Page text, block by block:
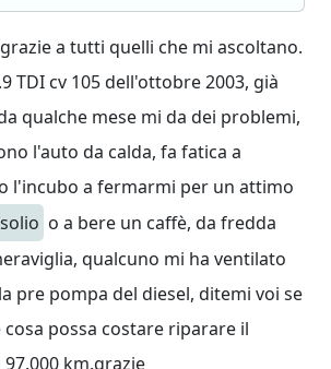
a tutti quelli che mi ascoltano.
TDI cv 105 dell'ottobre 2003, già
qualche mese mi da dei problemi,
l'auto da calda, fa fatica a
l'incubo a fermarmi per un attimo
o a bere un caffè, da fredda
qualcuno mi ha ventilato
pre pompa del diesel, ditemi voi se
cosa possa costare riparare il
km.grazie